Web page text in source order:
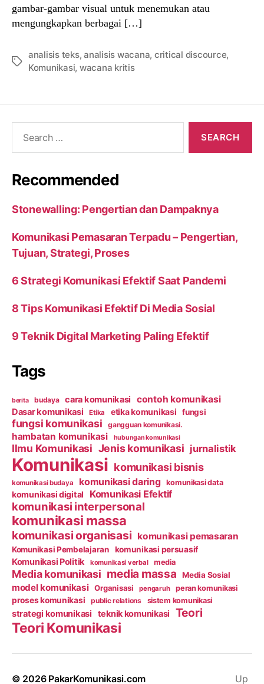
gambar-gambar visual untuk menemukan atau
mengungkapkan berbagai […]
Tags
analisis teks,analisis wacana, critical discource,
Komunikasi, wacana kritis
Recommended
Stonewalling: Pengertian dan Dampaknya
Komunikasi Pemasaran Terpadu – Pengertian,
Tujuan, Strategi, Proses
6 Strategi Komunikasi Efektif Saat Pandemi
8 Tips Komunikasi Efektif Di Media Sosial
9 Teknik Digital Marketing Paling Efektif
Tags
berita budaya cara komunikasi contoh komunikasi
Dasar komunikasi Etika etika komunikasi fungsi
fungsi komunikasi gangguan komunikasi.
hambatan komunikasi hubungan komunikasi
Ilmu Komunikasi Jenis komunikasi jurnalistik
Komunikasi komunikasi bisnis
komunikasi budaya komunikasi daring komunikasi data
komunikasi digital Komunikasi Efektif
komunikasi interpersonal
komunikasi massa
komunikasi organisasi komunikasi pemasaran
Komunikasi Pembelajaran komunikasi persuasif
Komunikasi Politik komunikasi verbal media
Media komunikasi media massa Media Sosial
model komunikasi Organisasi pengaruh peran komunikasi
proses komunikasi public relations sistem komunikasi
strategi komunikasi teknik komunikasi Teori
Teori Komunikasi
© 2026 PakarKomunikasi.com Up